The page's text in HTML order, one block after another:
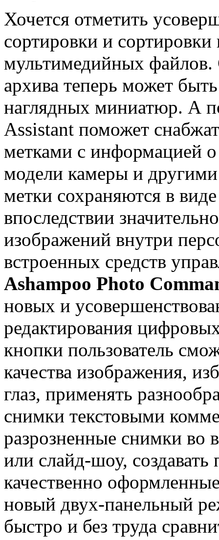
Хочется отметить
сортировки и сортировки
мультимедийных
архива теперь может
наглядных миниатюр. А
Assistant поможет
метками с информацией о
модели камеры и
метки сохраняются в
впоследствии
изображений внутри
встроенных средств
Ashampoo Photo
новых и
редактирования
кнопки пользователь
качества изображения,
глаз, применять
снимки текстовыми
разрозненные снимки во
или слайд-шоу,
качественно
новый двух-панельный
быстро и без труда